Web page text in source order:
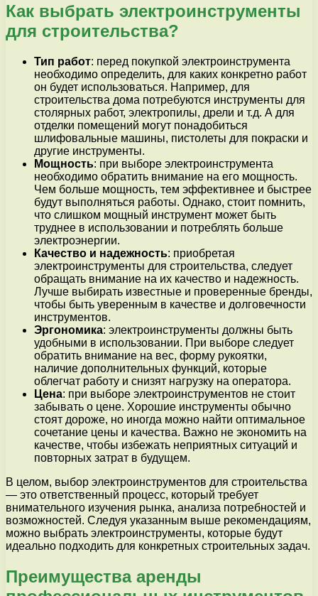
Как выбрать электроинструменты
для строительства?
Тип работ: перед покупкой электроинструмента
необходимо определить, для каких конкретно работ
он будет использоваться. Например, для
строительства дома потребуются инструменты для
столярных работ, электропилы, дрели и т.д. А для
отделки помещений могут понадобиться
шлифовальные машины, пистолеты для покраски и
другие инструменты.
Мощность: при выборе электроинструмента
необходимо обратить внимание на его мощность.
Чем больше мощность, тем эффективнее и быстрее
будут выполняться работы. Однако, стоит помнить,
что слишком мощный инструмент может быть
труднее в использовании и потреблять больше
электроэнергии.
Качество и надежность: приобретая
электроинструменты для строительства, следует
обращать внимание на их качество и надежность.
Лучше выбирать известные и проверенные бренды,
чтобы быть уверенным в качестве и долговечности
инструментов.
Эргономика: электроинструменты должны быть
удобными в использовании. При выборе следует
обратить внимание на вес, форму рукоятки,
наличие дополнительных функций, которые
облегчат работу и снизят нагрузку на оператора.
Цена: при выборе электроинструментов не стоит
забывать о цене. Хорошие инструменты обычно
стоят дороже, но иногда можно найти оптимальное
сочетание цены и качества. Важно не экономить на
качестве, чтобы избежать неприятных ситуаций и
повторных затрат в будущем.
В целом, выбор электроинструментов для строительства
— это ответственный процесс, который требует
внимательного изучения рынка, анализа потребностей и
возможностей. Следуя указанным выше рекомендациям,
можно выбрать электроинструменты, которые будут
идеально подходить для конкретных строительных задач.
Преимущества аренды